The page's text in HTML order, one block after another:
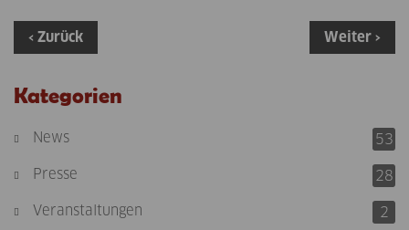
‹ Zurück Weiter ›
Kategorien
News
53
Presse
28
Veranstaltungen
2